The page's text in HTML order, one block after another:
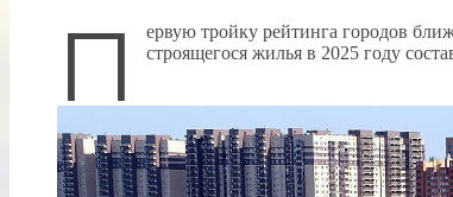
П
ервую тройку рейтинга городов
строящегося жилья в 2025 году